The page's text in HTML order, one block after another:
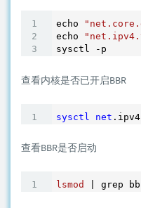
echo
echo
sysctl -p
查看内核是否已开启BBR
sysctl net .ipv4
查看BBR是否启动
lsmod | grep